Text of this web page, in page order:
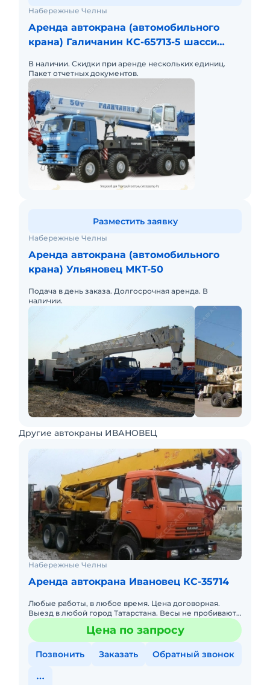
Набережные Челны
Аренда автокрана (автомобильного
крана) Галичанин КС-65713-5 шасси
В наличии. Скидки при аренде нескольких единиц.
Пакет отчетных документов.
Набережные Челны
Аренда автокрана (автомобильного
крана) Ульяновец МКТ-50
Подача в день заказа. Долгосрочная аренда. В
наличии.
Разместить заявку
Другие автокраны ИВАНОВЕЦ
Набережные Челны
Аренда автокрана Ивановец КС-35714
Любые работы, в любое время. Цена договорная.
Выезд в любой город Татарстана. Весы не пробивают.
Короткая база, работа в помещениях.
Цена по запросу
Позвонить Заказать Обратный звонок